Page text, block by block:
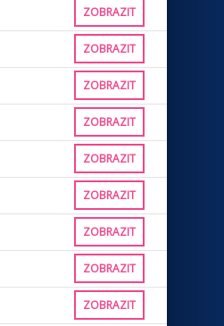
ZOBRAZIT
ZOBRAZIT
ZOBRAZIT
ZOBRAZIT
ZOBRAZIT
ZOBRAZIT
ZOBRAZIT
ZOBRAZIT
ZOBRAZIT